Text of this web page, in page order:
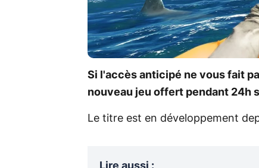
Si l'accès anticipé ne vous fait
nouveau jeu offert pendant 24h
Le titre est en développement